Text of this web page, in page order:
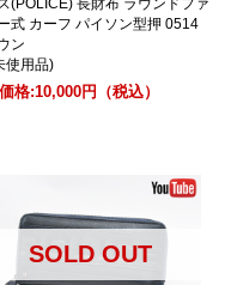
(POLICE) 長財布 ラウンドファ
式 カーフ パイソン型押 0514
ン
使用品)
格:10,000円 （税込）
SOLD OUT